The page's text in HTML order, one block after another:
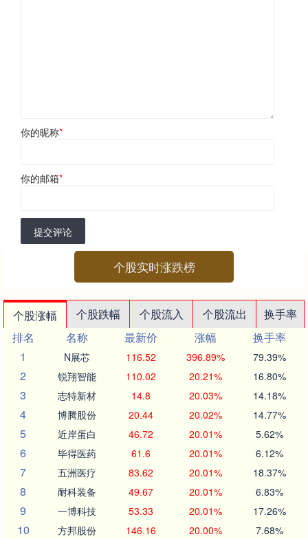
你的昵称*
你的邮箱*
提交评论
个股实时涨跌榜
个股涨幅 个股跌幅 个股流入 个股流出
换手率
排名
名称 最新价 涨幅
换手率
1
N展芯 116.52 396.89% 79.39%
2 锐翔智能 110.02 20.21% 16.80%
3 志特新材 14.8 20.03% 14.18%
4 博腾股份 20.44 20.02% 14.77%
5 近岸蛋白 46.72 20.01% 5.62%
6 毕得医药 61.6 20.01% 6.12%
7 五洲医疗 83.62 20.01% 18.37%
8 耐科装备 49.67 20.01% 6.83%
9 一博科技 53.33 20.01% 17.26%
10 方邦股份 146.16 20.00% 7.68%